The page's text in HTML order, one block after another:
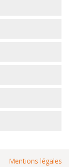
Mentions légales